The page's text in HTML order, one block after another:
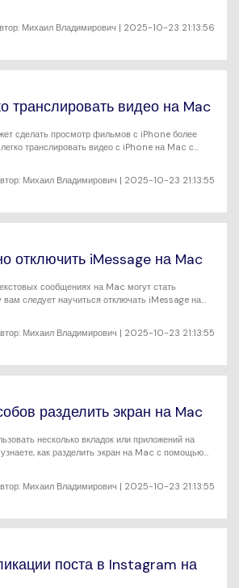
Михаил Владимирович | 2025-10-23 21:13:56
транслировать видео на Mac
сделать просмотр фильмов с iPhone более
транслировать видео с iPhone на Mac с
Михаил Владимирович | 2025-10-23 21:13:55
отключить iMessage на Mac
сообщениях на Mac могут стать
следует научиться отключать iMessage на
Михаил Владимирович | 2025-10-23 21:13:55
разделить экран на Mac
несколько вкладок или приложений на
как разделить экран на Mac с помощью
Михаил Владимирович | 2025-10-23 21:13:55
поста в Instagram на